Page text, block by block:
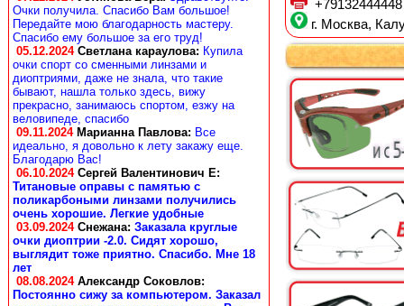
Очки получила. Спасибо Вам большое!
Передайте мою благодарность мастеру.
Спасибо ему большое за его труд!
05.12.2024 Светлана караулова: Купила
очки спорт со сменными линзами и
диоптриями, даже не знала, что такие
бывают, нашла только здесь, вижу
прекрасно, занимаюсь спортом, езжу на
веловипеде, спасибо
09.11.2024 Марианна Павлова: Все
идеально, я довольно к лету закажу еще.
Благодарю Вас!
06.10.2024 Сергей Валентинович Е:
Титановые оправы с памятью с
поликарбоными линзами получились
очень хорошие. Легкие удобные
03.09.2024 Снежана: Заказала круглые
очки диоптрии -2.0. Сидят хорошо,
выглядит тоже приятно. Спасибо. Мне 18
лет
08.08.2024 Александр Соковлов:
Постоянно сижу за компьютером. Заказал
+79132444448
г. Москва,